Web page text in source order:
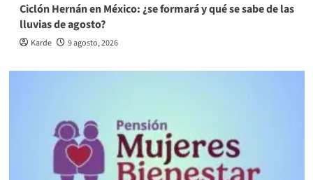
Ciclón Hernán en México: ¿se formará y qué se sabe de las
lluvias de agosto?
Karde 9 agosto, 2026